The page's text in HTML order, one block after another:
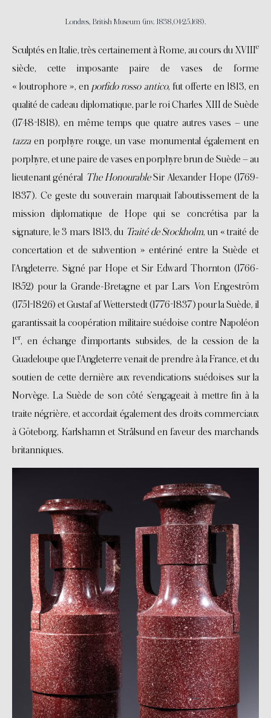
Londres, British Museum (inv. 1838,0425.168).
Sculptés en Italie, très certainement à Rome, au cours du XVIIIe
siècle, cette imposante paire de vases de forme
« loutrophore », en porfido rosso antico, fut offerte en 1813, en
qualité de cadeau diplomatique, par le roi Charles XIII de Suède
(1748-1818), en même temps que quatre autres vases – une
tazzaen porphyre rouge, un vase monumental également en
porphyre, et une paire de vases en porphyre brun de Suède – au
lieutenant général The HonourableSir Alexander Hope (1769-
1837). Ce geste du souverain marquait l’aboutissement de la
mission diplomatique de Hope qui se concrétisa par la
signature, le 3 mars 1813, du Traité de Stockholm, un « traité de
concertation et de subvention » entériné entre la Suède et
l’Angleterre. Signé par Hope et Sir Edward Thornton (1766-
1852) pour la Grande-Bretagne et par Lars Von Engeström
(1751-1826) et Gustaf af Wetterstedt (1776-1837) pour la Suède, il
garantissait la coopération militaire suédoise contre Napoléon
1er, en échange d’importants subsides, de la cession de la
Guadeloupe que l’Angleterre venait de prendre à la France, et du
soutien de cette dernière aux revendications suédoises sur la
Norvège. La Suède de son côté s’engageait à mettre fin à la
traite négrière, et accordait également des droits commerciaux
à Göteborg, Karlshamn et Strålsund en faveur des marchands
britanniques.